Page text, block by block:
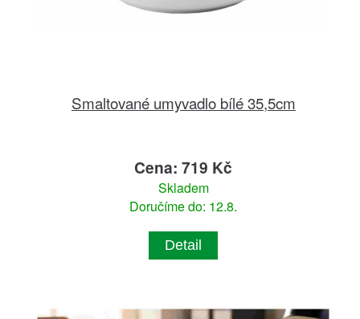
Smaltované umyvadlo bílé 35,5cm
Cena: 719 Kč
Skladem
Doručíme do: 12.8.
Detail